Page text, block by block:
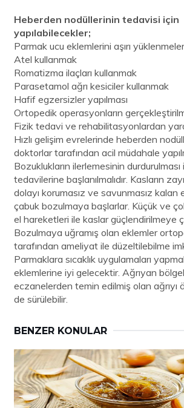
Heberden nodüllerinin tedavisi için
yapılabilecekler;
Parmak ucu eklemlerini aşırı
Atel kullanmak
Romatizma ilaçları kullanmak
Parasetamol ağrı kesiciler kullanmak
Hafif egzersizler yapılması
Ortopedik operasyonların
Fizik tedavi ve rehabilitasyonlardan
Hızlı gelişim evrelerinde heberden
doktorlar tarafından acil müdahale
Bozuklukların ilerlemesinin
tedavilerine başlanılmalıdır. Kasların
dolayı korumasız ve savunmasız kalan
çabuk bozulmaya başlarlar. Küçük ve
el hareketleri ile kaslar güçlendirilmeye
Bozulmaya uğramış olan eklemler
tarafından ameliyat ile düzeltilebilme
Parmaklara sıcaklık uygulamaları
eklemlerine iyi gelecektir. Ağrıyan
eczanelerden temin edilmiş olan ağrıyı
de sürülebilir.
BENZER KONULAR